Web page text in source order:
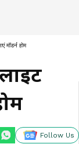
होम
Follow Us